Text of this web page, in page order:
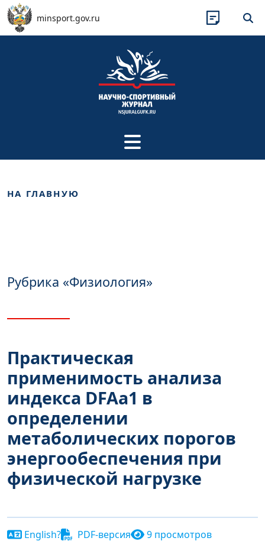
Перейти к основному содержанию
minsport.gov.ru
НА ГЛАВНУЮ
Рубрика «Физиология»
Практическая
применимость анализа
индекса DFAa1 в
определении
метаболических порогов
энергообеспечения при
физической нагрузке
English? PDF-версия 9 просмотров